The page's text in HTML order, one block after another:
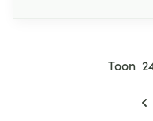
Toon